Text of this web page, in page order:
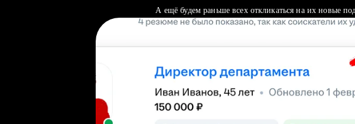
А ещё будем раньше всех откликаться на их новые